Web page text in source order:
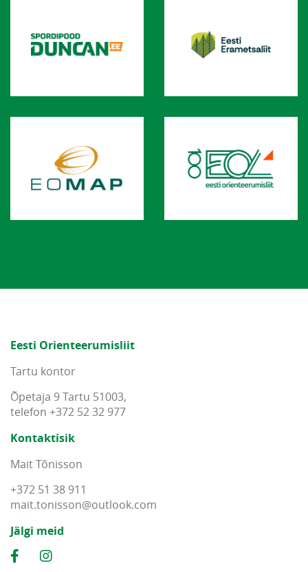
Eesti Orienteerumisliit
Tartu kontor
Õpetaja 9 Tartu 51003,
telefon +372 52 32 977
Kontaktisik
Mait Tõnisson
+372 51 38 911
mait.tonisson@outlook.com
Jälgi meid